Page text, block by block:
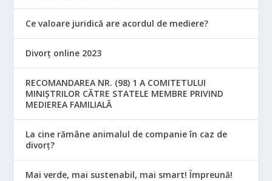
Ce valoare juridică are acordul de mediere?
Divorț online 2023
RECOMANDAREA NR. (98) 1 A COMITETULUI
MINIŞTRILOR CĂTRE STATELE MEMBRE PRIVIND
MEDIEREA FAMILIALĂ
La cine rămâne animalul de companie în caz de
divorț?
Mai verde, mai sustenabil, mai smart! Împreună!